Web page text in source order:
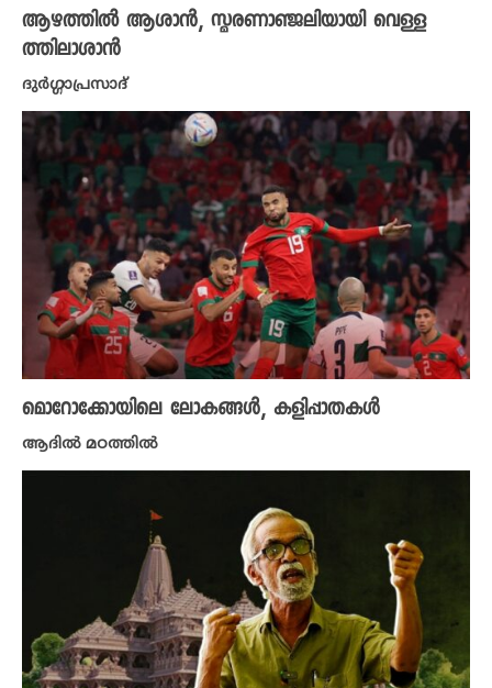
ആഴത്തിൽ ആശാൻ, സ്മരണാഞ്ജലിയായി വെള്ള
ത്തിലാശാൻ
ദുർഗ്ഗാപ്രസാദ്
മൊറോക്കോയിലെ ലോകങ്ങൾ, കളിപ്പാതകൾ
ആദിൽ മഠത്തിൽ